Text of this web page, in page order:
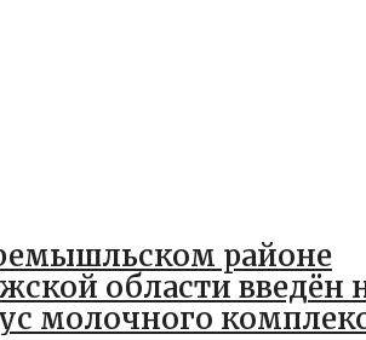
районе
области введён
молочного